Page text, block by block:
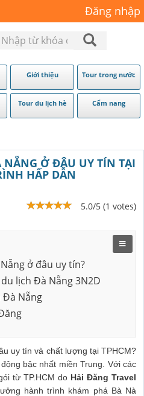
Đăng nhập
Giới thiệu Tour trong nước
Tour du lịch hè Cẩm nang
Ở ĐÂU UY TÍN TẠI
HẤP DẪN
5.0/5 (1 votes)
ở đâu uy tín?
lịch Đà Nẵng 3N2D
Đà Nẵng
uy tín và chất lượng tại TPHCM?
bậc nhất miền Trung. Với các
từ TP.HCM do Hải Đăng Travel
hành trình khám phá Bà Nà